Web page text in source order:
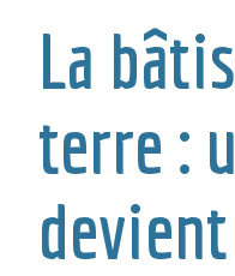
La
terre :